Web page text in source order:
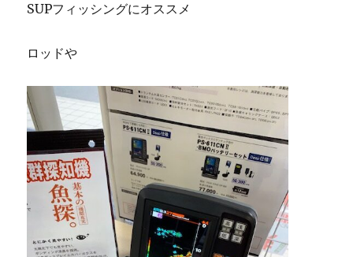
SUPフィッシングにオススメ
ロッドや